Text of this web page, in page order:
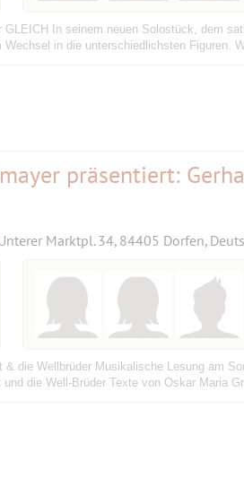
In seinem neuen Solostück, dem
in die unterschiedlichsten Figuren.
präsentiert:
Marktpl. 34, 84405 Dorfen,
die Wellbrüder Musikalische Lesung am
die Well-Brüder Texte von Oskar Maria